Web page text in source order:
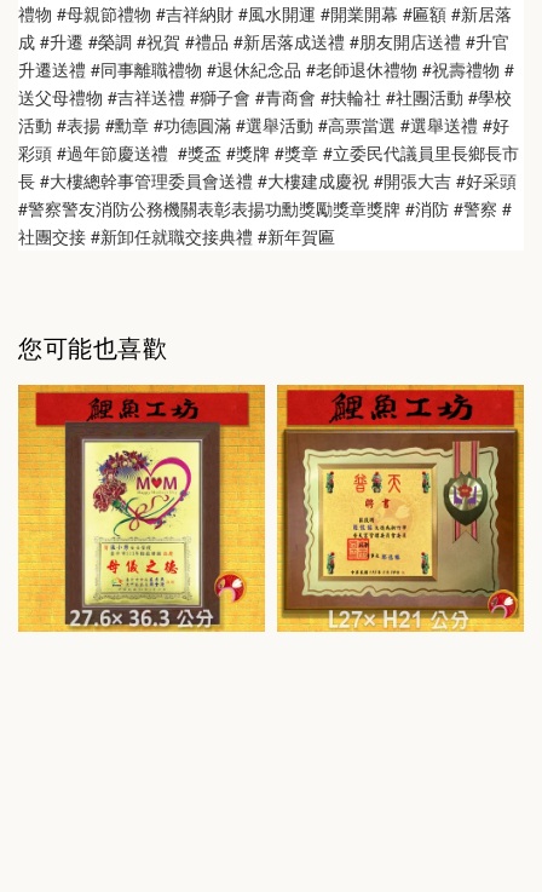
禮物 #母親節禮物 #吉祥納財 #風水開運 #開業開幕 #匾額 #新居落
成 #升遷 #榮調 #祝賀 #禮品 #新居落成送禮 #朋友開店送禮 #升官
升遷送禮 #同事離職禮物 #退休紀念品 #老師退休禮物 #祝壽禮物 #
送父母禮物 #吉祥送禮 #獅子會 #青商會 #扶輪社 #社團活動 #學校
活動 #表揚 #勳章 #功德圓滿 #選舉活動 #高票當選 #選舉送禮 #好
彩頭 #過年節慶送禮  #獎盃 #獎牌 #獎章 #立委民代議員里長鄉長市
長 #大樓總幹事管理委員會送禮 #大樓建成慶祝 #開張大吉 #好采頭
#警察警友消防公務機關表彰表揚功勳獎勵獎章獎牌 #消防 #警察 #
社團交接 #新卸任就職交接典禮 #新年賀匾
您可能也喜歡